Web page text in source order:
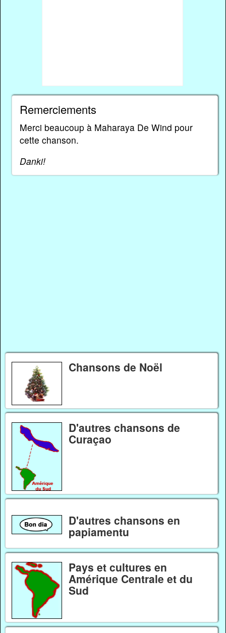
Remerciements
Merci beaucoup à Maharaya De Wind pour
cette chanson.
Danki!
Chansons de Noël
D'autres chansons de
Curaçao
D'autres chansons en
papiamentu
Pays et cultures en
Amérique Centrale et du
Sud